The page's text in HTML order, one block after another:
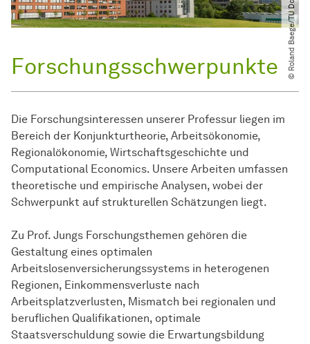
© Roland Baege​/​TU Dortmund
Forschungsschwerpunkte
Die For­schungsinteressen unserer Professur liegen im
Bereich der Konjunkturtheorie, Arbeitsökonomie,
Regionalökonomie, Wirtschaftsgeschichte und
Computational Economics. Unsere Arbeiten umfassen
theoretische und empirische Analysen, wobei der
Schwerpunkt auf strukturellen Schätzungen liegt.
Zu Prof. Jungs Forschungsthemen gehören die
Gestaltung eines optimalen
Arbeitslosenversicherungssystems in heterogenen
Regionen, Einkommensverluste nach
Arbeitsplatzverlusten, Mismatch bei regionalen und
beruflichen Qualifikationen, optimale
Staatsverschuldung sowie die Erwartungsbildung